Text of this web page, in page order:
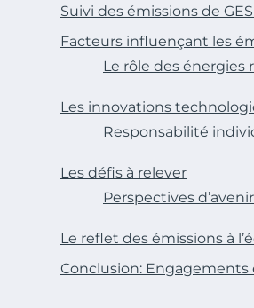
Suivi des émissions de
Facteurs influençant les
Le rôle des énergies
Les innovations
Responsabilité
Les défis à relever
Perspectives d’avenir
Le reflet des émissions à
Conclusion: